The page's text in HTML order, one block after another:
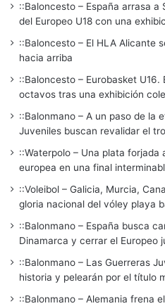
::Baloncesto – España arrasa
del Europeo U18 con una
::Baloncesto – El HLA Alicante
hacia arriba
::Baloncesto – Eurobasket
octavos tras una exhibición
::Balonmano – A un paso de la
Juveniles buscan revalidar el
::Waterpolo – Una plata forjada
europea en una final
::Voleibol – Galicia, Murcia,
gloria nacional del vóley playa
::Balonmano – España busca
Dinamarca y cerrar el Europeo
::Balonmano – Las Guerreras
historia y pelearán por el título
::Balonmano – Alemania frena